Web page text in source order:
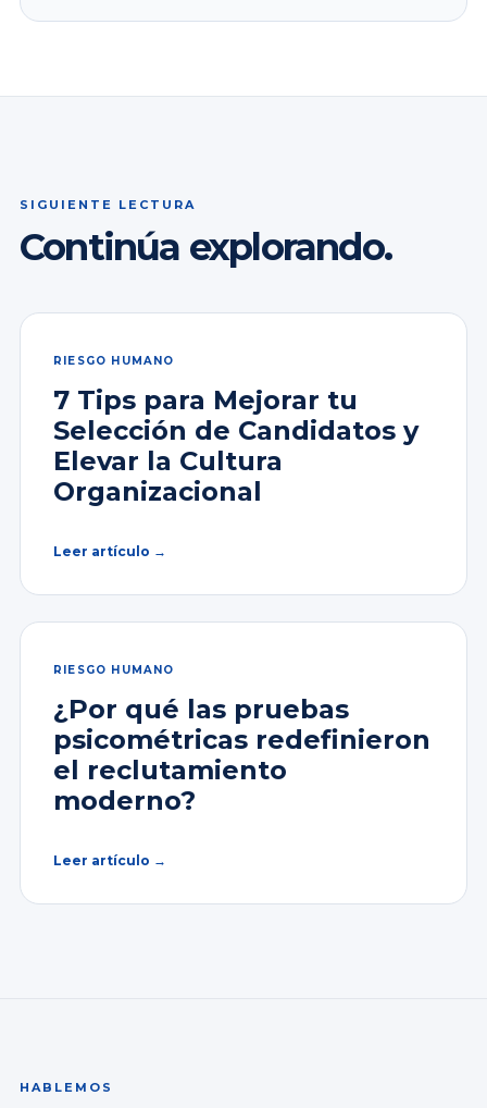
SIGUIENTE LECTURA
Continúa explorando.
RIESGO HUMANO
7 Tips para Mejorar tu
Selección de Candidatos y
Elevar la Cultura
Organizacional
Leer artículo →
RIESGO HUMANO
¿Por qué las pruebas
psicométricas redefinieron
el reclutamiento
moderno?
Leer artículo →
HABLEMOS